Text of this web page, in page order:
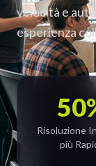
velocità e
esperienza
Risoluzione
più